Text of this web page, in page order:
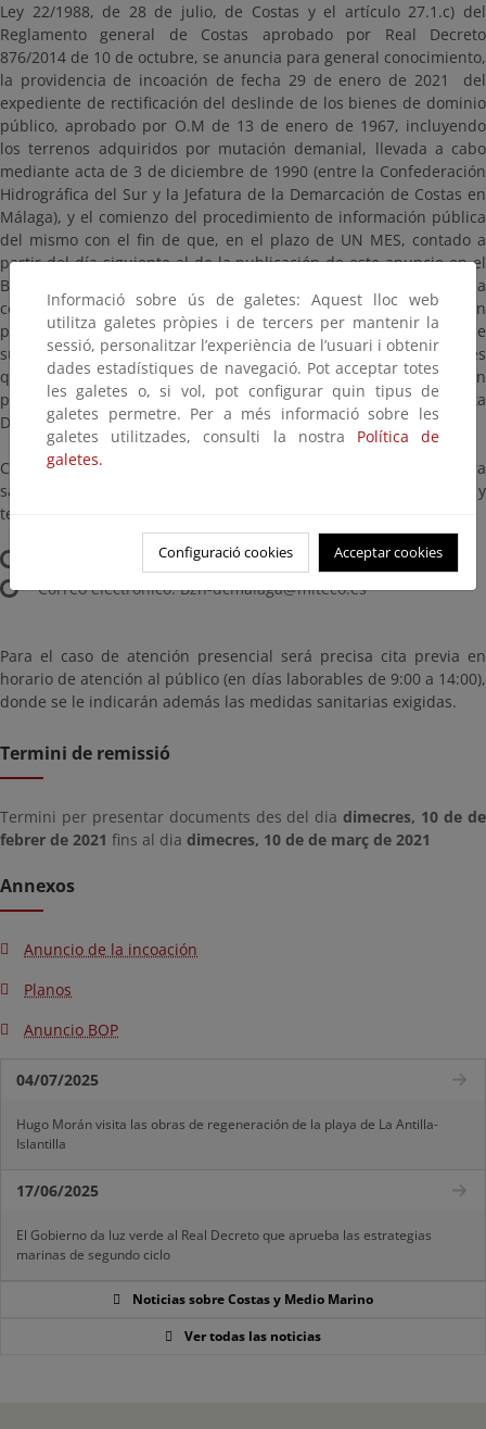
Ley 22/1988, de 28 de julio, de Costas y el artículo 27.1.c) del
Reglamento general de Costas aprobado por Real Decreto
876/2014 de 10 de octubre, se anuncia para general conocimiento,
la providencia de incoación de fecha 29 de enero de 2021 del
expediente de rectificación del deslinde de los bienes de dominio
público, aprobado por O.M de 13 de enero de 1967, incluyendo
los terrenos adquiridos por mutación demanial, llevada a cabo
mediante acta de 3 de diciembre de 1990 (entre la Confederación
Hidrográfica del Sur y la Jefatura de la Demarcación de Costas en
Málaga), y el comienzo del procedimiento de información pública
del mismo con el fin de que, en el plazo de UN MES, contado a
partir del día siguiente al de la publicación de este anuncio en el
Boletín Oficial de la Provincia, cualquier interesado pueda
comparecer en el expediente, examinar el plano de delimitación
provisional de la zona de dominio público marítimo-terrestre y de
su zona de servidumbre de protección, y formular las alegaciones
que considere oportunas. Dichos planos con la delimitación
provisional se encuentran en esta página y en las oficinas de esta
Demarcación de Costas Andalucía-Mediterráneo.
Como medida de prevención de riesgos frente a la COVID-19, para
salvaguardar la salud de todos, se prioriza la atención telefónica y
telemática.
Teléfono: 95 222 26 79
Correo electrónico: Bzn-dcmalaga@miteco.es
Para el caso de atención presencial será precisa cita previa en
horario de atención al público (en días laborables de 9:00 a 14:00),
donde se le indicarán además las medidas sanitarias exigidas.
Termini de remissió
Termini per presentar documents des del diadimecres, 10 de de
febrer de 2021 fins al dia dimecres, 10 de de març de 2021
Annexos
Anuncio de la incoación
Planos
Anuncio BOP
04/07/2025
Hugo Morán visita las obras de regeneración de la playa de La Antilla-
Islantilla
17/06/2025
El Gobierno da luz verde al Real Decreto que aprueba las estrategias
marinas de segundo ciclo
Noticias sobre Costas y Medio Marino
Ver todas las noticias
Informació sobre ús de galetes: Aquest lloc web
utilitza galetes pròpies i de tercers per mantenir la
sessió, personalitzar l’experiència de l’usuari i obtenir
dades estadístiques de navegació. Pot acceptar totes
les galetes o, si vol, pot configurar quin tipus de
galetes permetre. Per a més informació sobre les
galetes utilitzades, consulti la nostra Política de
galetes.
Configuració cookies Acceptar cookies